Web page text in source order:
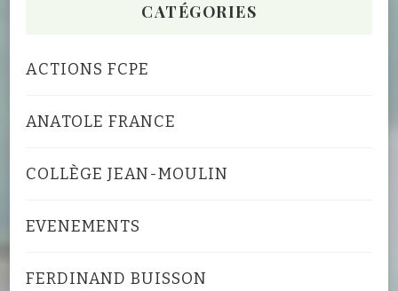
CATÉGORIES
ACTIONS FCPE
ANATOLE FRANCE
COLLÈGE JEAN-MOULIN
EVENEMENTS
FERDINAND BUISSON